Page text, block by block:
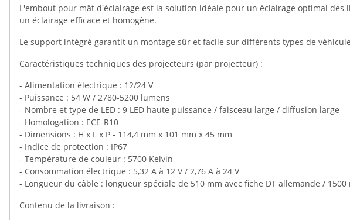
L'embout pour mât d'éclairage est la solution idéale pour un éclairage optimal
un éclairage efficace et homogène.
Le support intégré garantit un montage sûr et facile sur différents types de
Caractéristiques techniques des projecteurs (par projecteur) :
- Alimentation électrique : 12/24 V
- Puissance : 54 W / 2780-5200 lumens
- Nombre et type de LED : 9 LED haute puissance / faisceau large / diffusion large
- Homologation : ECE-R10
- Dimensions : H x L x P - 114,4 mm x 101 mm x 45 mm
- Indice de protection : IP67
- Température de couleur : 5700 Kelvin
- Consommation électrique : 5,32 A à 12 V / 2,76 A à 24 V
- Longueur du câble : longueur spéciale de 510 mm avec fiche DT allemande /
Contenu de la livraison :